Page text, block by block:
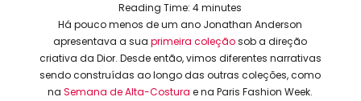
Reading Time:4 minutes
Há pouco menos de um ano Jonathan Anderson
apresentava a sua primeira coleçãosob a direção
criativa da Dior. Desde então, vimos diferentes narrativas
sendo construídas ao longo das outras coleções, como
naSemana de Alta-Costura e na Paris Fashion Week.